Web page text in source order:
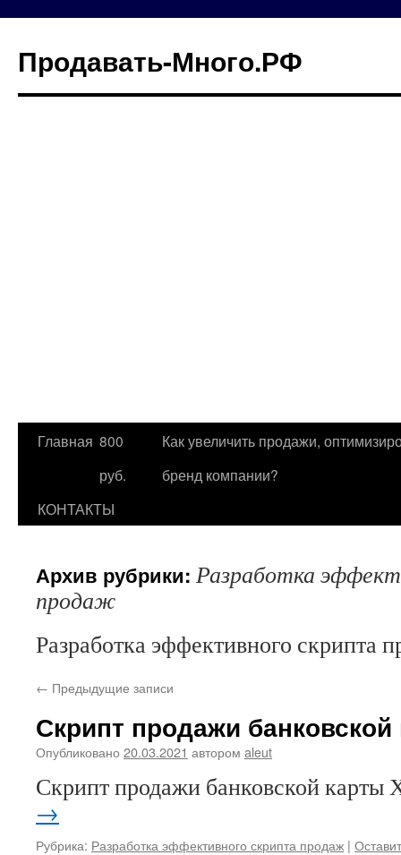
Продавать-Много.РФ
Перейти
содержимому
Главная 800
руб.
Как увеличить продажи,
бренд компании?
КОНТАКТЫ
Архив рубрики: Разработка
продаж
Разработка эффективного скрипта
← Предыдущие записи
Скрипт продажи
Опубликовано 20.03.2021 автором aleut
Скрипт продажи банковской
→
Рубрика: Разработка эффективного скрипта продаж |